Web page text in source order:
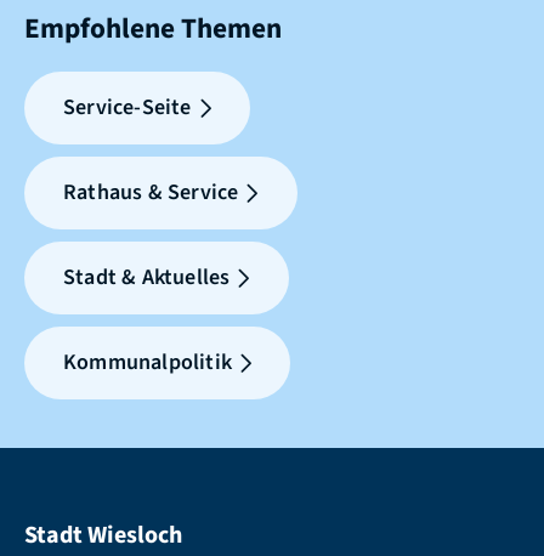
Empfohlene Themen
Service-Seite
Rathaus & Service
Stadt & Aktuelles
Kommunalpolitik
Stadt Wiesloch